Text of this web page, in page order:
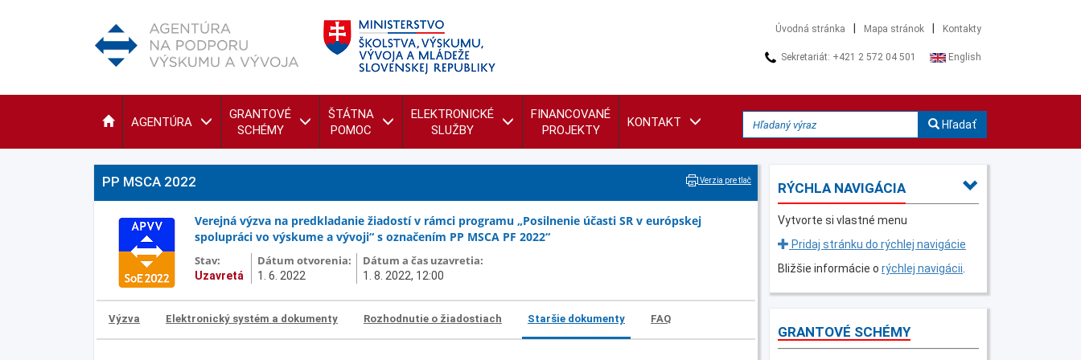
Úvodná stránka Mapa stránok Kontakty
Sekretariát: +421 2 572 04 501 English
AGENTÚRA
GRANTOVÉ
SCHÉMY
ŠTÁTNA
POMOC
ELEKTRONICKÉ
SLUŽBY
FINANCOVANÉ
PROJEKTY
KONTAKT Hľadať
PP MSCA 2022 Verzia pre tlač
Verejná výzva na predkladanie žiadostí v rámci programu „Posilnenie účasti SR v európskej
spolupráci vo výskume a vývoji“ s označením PP MSCA PF 2022“
Stav:
Uzavretá
Dátum otvorenia:
1. 6. 2022
Dátum a čas uzavretia:
1. 8. 2022, 12:00
Výzva Elektronický systém a dokumenty Rozhodnutie o žiadostiach Staršie dokumenty FAQ
RÝCHLA NAVIGÁCIA
Vytvorte si vlastné menu
Pridaj stránku do rýchlej navigácie
Bližšie informácie o rýchlej navigácii
GRANTOVÉ SCHÉMY